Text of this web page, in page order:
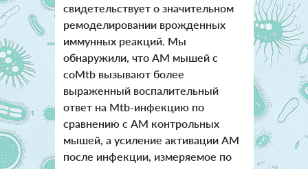
свидетельствует о значительном
ремоделировании врожденных
иммунных реакций. Мы
обнаружили, что АМ мышей с
coMtb вызывают более
выраженный воспалительный
ответ на Mtb-инфекцию по
сравнению с АМ контрольных
мышей, а усиление активации АМ
после инфекции, измеряемое по